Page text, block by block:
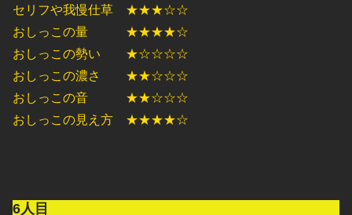
セリフや我慢仕草 ★★★☆☆
おしっこの量 ★★★★☆
おしっこの勢い ★☆☆☆☆
おしっこの濃さ ★★☆☆☆
おしっこの音 ★★☆☆☆
おしっこの見え方 ★★★★☆
6人目